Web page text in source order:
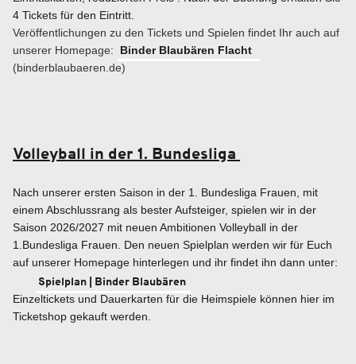
4 Tickets für den Eintritt.
Veröffentlichungen zu den Tickets und Spielen findet Ihr auch auf
unserer Homepage: Binder Blaubären Flacht
(binderblaubaeren.de)
Volleyball in der 1. Bundesliga
Nach unserer ersten Saison in der 1. Bundesliga Frauen, mit
einem Abschlussrang als bester Aufsteiger, spielen wir in der
Saison 2026/2027 mit neuen Ambitionen Volleyball in der
1.Bundesliga Frauen. Den neuen Spielplan werden wir für Euch
auf unserer Homepage hinterlegen und ihr findet ihn dann unter:
Spielplan | Binder Blaubären
Einzeltickets und Dauerkarten für die Heimspiele können hier im
Ticketshop gekauft werden.